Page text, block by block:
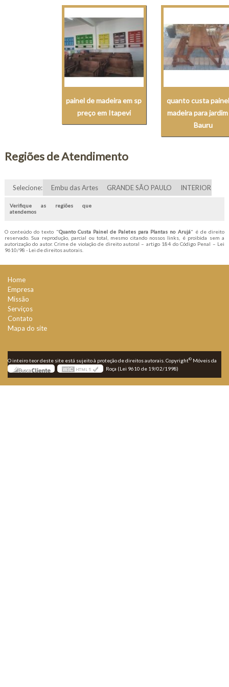
painel de madeira em sp
preço em Itapevi
quanto custa
madeira para
Bauru
Regiões de Atendimento
Selecione: Embu das Artes GRANDE SÃO PAULO INTERIOR
Verifique as regiões que
atendemos
O conteúdo do texto "Quanto Custa Painel de Paletes para Plantas no Arujá" é de direito
reservado. Sua reprodução, parcial ou total, mesmo citando nossos links, é proibida sem a
autorização do autor. Crime de violação de direito autoral – artigo 184 do Código Penal – Lei
9610/98 - Lei de direitos autorais.
Home
Empresa
Missão
Serviços
Contato
Mapa do site
O inteiro teor deste site está sujeito à proteção de direitos autorais. Copyright© Móveis da
Roça (Lei 9610 de 19/02/1998)